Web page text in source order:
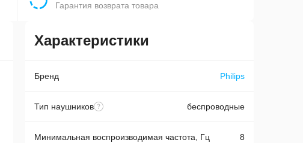
Гарантия возврата товара
Характеристики
Бренд Philips
Тип наушников беспроводные
Минимальная воспроизводимая частота, Гц 8